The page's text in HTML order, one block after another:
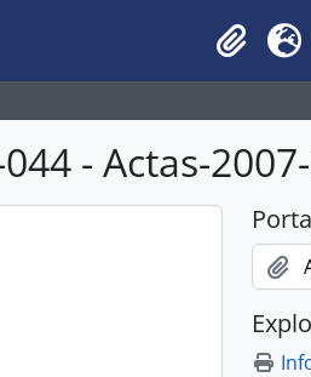
Clipboard
Idioma
- Actas-